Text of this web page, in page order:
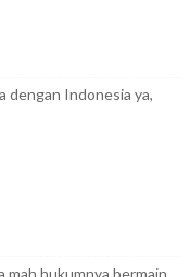
dengan Indonesia ya,